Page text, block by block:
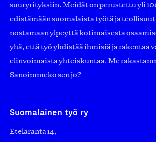
suuryrityksiin. Meidät on perustettu yli
edistämään suomalaista työtä ja
nostamaan ylpeyttä kotimaisesta
yhä, että työ yhdistää ihmisiä ja rakentaa
elinvoimaista yhteiskuntaa. Me
Sanoimmeko sen jo?
Suomalainen työ ry
Eteläranta 14,